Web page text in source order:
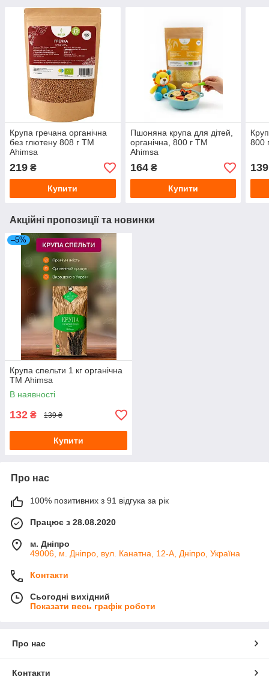
Крупа гречана органічна
без глютену 808 г TM
Ahimsa
219 ₴
Купити
Пшоняна крупа для дітей,
органічна, 800 г TM
Ahimsa
164₴
Купити
800
139
Акційні пропозиції та новинки
–5%
Крупа спельти 1 кг органічна
ТМ Ahimsa
В наявності
132 ₴ 139 ₴
Купити
Про нас
100% позитивних з 91 відгука за рік
Працює з 28.08.2020
м. Дніпро
49006, м. Дніпро, вул. Канатна, 12-А, Дніпро, Україна
Контакти
Сьогодні вихідний
Показати весь графік роботи
Про нас
Контакти